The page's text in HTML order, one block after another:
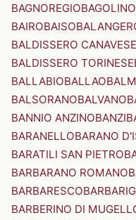
BAGNOREGIOBAGOLINO
BAIROBAISO
BALDISSERO CANAVESE
BALDISSERO TORINESE
BALLABIOBALLAO
BALSORANOBALVANO
BANNIO ANZINOBANZI
BARANELLOBARANO
BARATILI SAN PIETRO
BARBARANO ROMANO
BARBARESCO
BARBERINO DI